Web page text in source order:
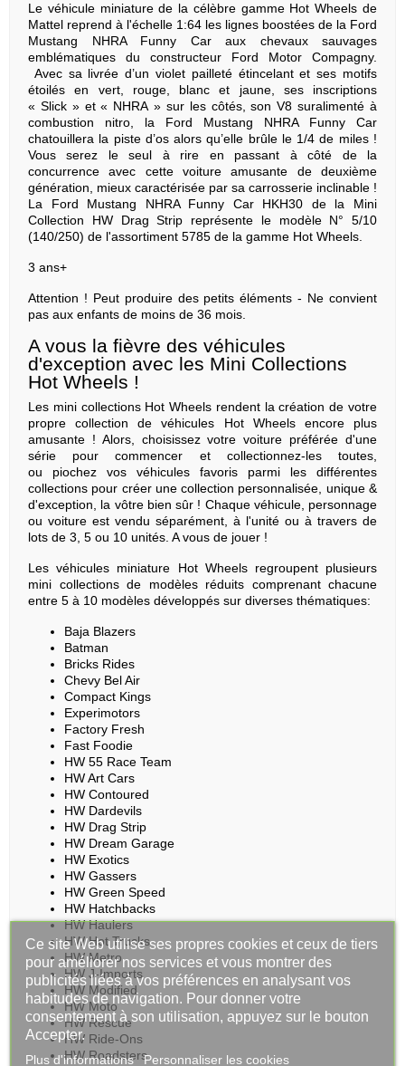
Le véhicule miniature de la célèbre gamme Hot Wheels de
Mattel reprend à l'échelle 1:64 les lignes boostées de la Ford
Mustang NHRA Funny Car aux chevaux sauvages
emblématiques du constructeur Ford Motor Compagny.
Avec sa livrée d’un violet pailleté étincelant et ses motifs
étoilés en vert, rouge, blanc et jaune, ses inscriptions
« Slick » et « NHRA » sur les côtés, son V8 suralimenté à
combustion nitro, la Ford Mustang NHRA Funny Car
chatouillera la piste d’os alors qu’elle brûle le 1/4 de miles !
Vous serez le seul à rire en passant à côté de la
concurrence avec cette voiture amusante de deuxième
génération, mieux caractérisée par sa carrosserie inclinable !
La Ford Mustang NHRA Funny Car HKH30 de la Mini
Collection HW Drag Strip représente le modèle N° 5/10
(140/250) de l'assortiment 5785 de la gamme Hot Wheels.
3 ans+
Attention ! Peut produire des petits éléments - Ne convient
pas aux enfants de moins de 36 mois.
A vous la fièvre des véhicules
d'exception avec les Mini Collections
Hot Wheels !
Les mini collections Hot Wheels rendent la création de votre
propre collection de véhicules Hot Wheels encore plus
amusante ! Alors, choisissez votre voiture préférée d'une
série pour commencer et collectionnez-les toutes,
ou piochez vos véhicules favoris parmi les différentes
collections pour créer une collection personnalisée, unique &
d'exception, la vôtre bien sûr ! Chaque véhicule, personnage
ou voiture est vendu séparément, à l'unité ou à travers de
lots de 3, 5 ou 10 unités. A vous de jouer !
Les véhicules miniature Hot Wheels regroupent plusieurs
mini collections de modèles réduits comprenant chacune
entre 5 à 10 modèles développés sur diverses thématiques:
Baja Blazers
Batman
Bricks Rides
Chevy Bel Air
Compact Kings
Experimotors
Factory Fresh
Fast Foodie
HW 55 Race Team
HW Art Cars
HW Contoured
HW Dardevils
HW Drag Strip
HW Dream Garage
HW Exotics
HW Gassers
HW Green Speed
HW Hatchbacks
HW Haulers
HW Hot Trucks
HW Metro
HW J-Imports
HW Modified
HW Moto
HW Rescue
HW Ride-Ons
HW Roadsters
Ce site Web utilise ses propres cookies et ceux de tiers
pour améliorer nos services et vous montrer des
publicités liées à vos préférences en analysant vos
habitudes de navigation. Pour donner votre
consentement à son utilisation, appuyez sur le bouton
Accepter.
Plus d'informations Personnaliser les cookies